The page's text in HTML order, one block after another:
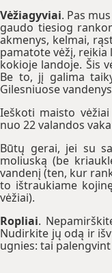
Vėžiagyviai. Pas
gaudo tiesiog
akmenys, kelmai,
pamatote vėžį,
kokioje landoje. Šis
Be to, jį galima
Gilesniuose
Ieškoti maisto
nuo 22 valandos
Būtų gerai, jei su
moliuską (be
vandenį (ten, kur
to ištraukiame
vėžiai).
Ropliai.
Nudirkite jų odą ir
ugnies: tai